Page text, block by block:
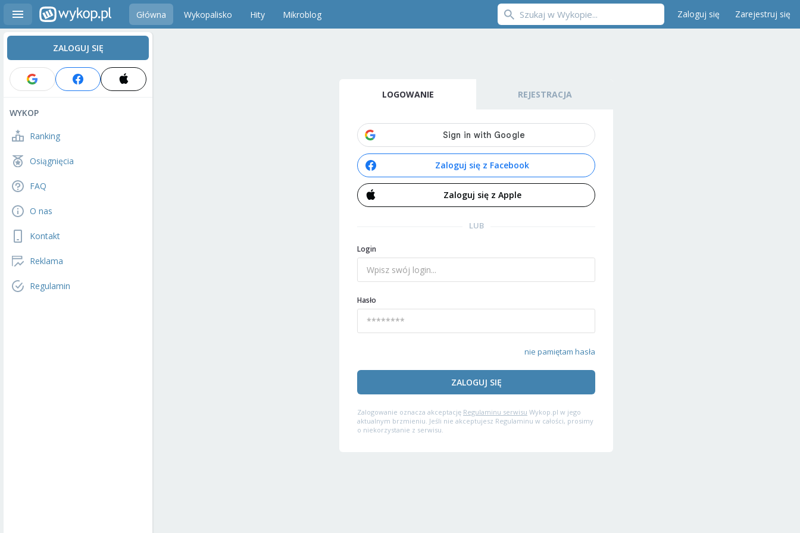
Główna Wykopalisko Hity Mikroblog Zaloguj się Zarejestruj się
ZALOGUJ SIĘ
WYKOP
Ranking
Osiągnięcia
FAQ
O nas
Kontakt
Reklama
Regulamin
LOGOWANIE REJESTRACJA
Zaloguj się z Facebook
Zaloguj się z Apple
LUB
Login
Hasło
nie pamiętam hasła
ZALOGUJ SIĘ
Zalogowanie oznacza akceptację Regulaminu serwisu Wykop.pl w jego
aktualnym brzmieniu. Jeśli nie akceptujesz Regulaminu w całości, prosimy
o niekorzystanie z serwisu.